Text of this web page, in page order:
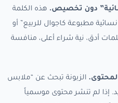
دون تخصيص. هذه الكلمة
مطبوعة كاجوال للربيع” أو
أدق، نية شراء أعلى، منافسة
الزبونة تبحث عن “ملابس
إذا لم تنشر محتوى موسمياً